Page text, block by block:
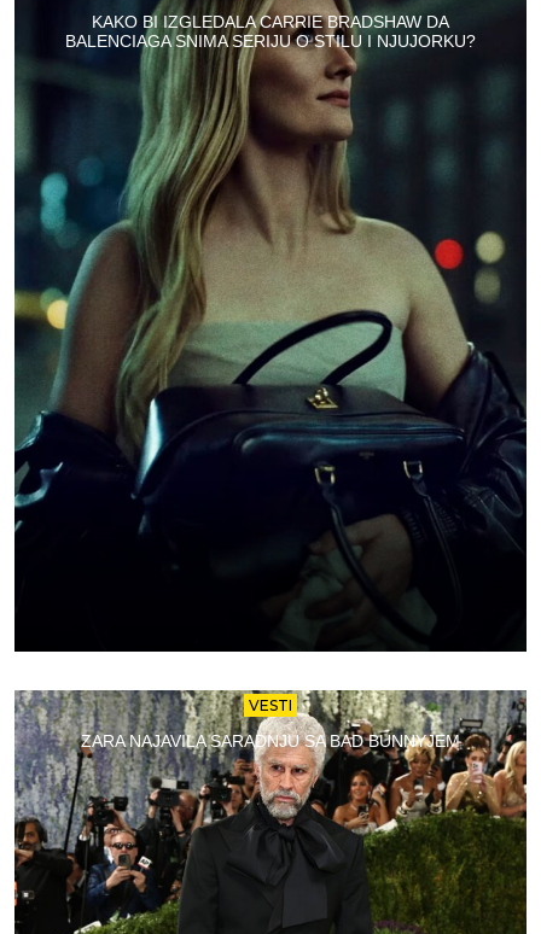
KAKO BI IZGLEDALA CARRIE BRADSHAW DA
BALENCIAGA SNIMA SERIJU O STILU I NJUJORKU?
VESTI
ZARA NAJAVILA SARADNJU SA BAD BUNNYJEM